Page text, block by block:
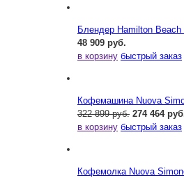
Блендер Hamilton Beach
48 909 руб.
в корзину быстрый заказ
Кофемашина Nuova
322 899 руб. 274 464
в корзину быстрый заказ
Кофемолка Nuova